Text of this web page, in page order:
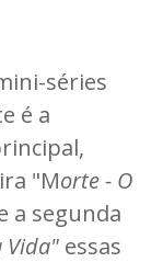
séries
é a
"Morte - O
a segunda
Vida" essas